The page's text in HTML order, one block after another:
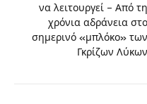
να λειτουργεί – Από τη
χρόνια αδράνεια στο
σημερινό «μπλόκο» των
Γκρίζων Λύκων